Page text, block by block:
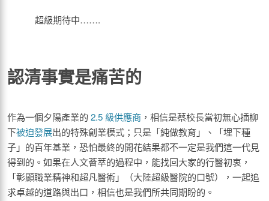
超級期待中…….
認清事實是痛苦的
作為一個夕陽產業的 2.5 級供應商 ，相信是蔡校長當初無心插柳
下被迫發展出的特殊創業模式；只是「純做教育」、「埋下種
子」的百年基業，恐怕最終的開花結果都不一定是我們這一代見
得到的。如果在人文薈萃的過程中，能找回大家的行醫初衷，
「彰顯職業精神和超凡醫術」（大陸超級醫院的口號），一起追
求卓越的道路與出口，相信也是我們所共同期盼的。